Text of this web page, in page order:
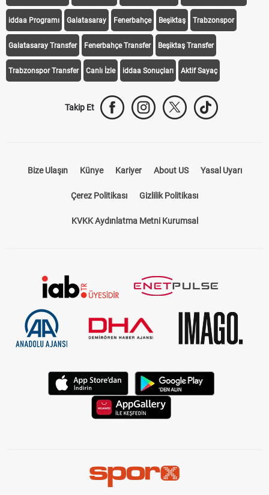
iddaa Programı Galatasaray Fenerbahçe Beşiktaş Trabzonspor
Galatasaray Transfer Fenerbahçe Transfer Beşiktaş Transfer
Trabzonspor Transfer Canlı İzle iddaa Sonuçları Aktif Sayaç
Takip Et
Bize Ulaşın Künye Kariyer About US Yasal Uyarı
Çerez Politikası Gizlilik Politikası
KVKK Aydınlatma Metni Kurumsal